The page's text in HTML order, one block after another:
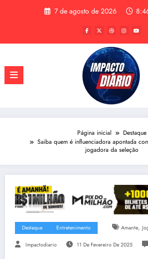
7 de agosto de 2026
Página inicial
Destaque
Saiba quem é influenciadora apontada
jogadora da seleção
Destaque Entretenimento Amante,
Impactodiario 11 De Fevereiro De 2025